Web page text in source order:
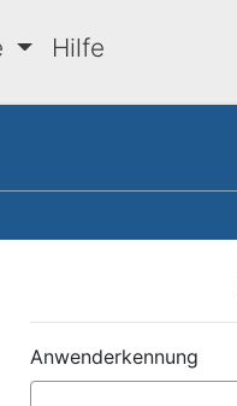
Hilfe
Anwenderkennung